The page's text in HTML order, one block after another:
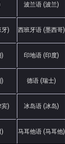
波兰语 (波兰)
牙) 西班牙语 (墨西哥)
) 印地语 (印度)
) 德语 (瑞士)
宾) 冰岛语 (冰岛)
) 马耳他语 (马耳他)